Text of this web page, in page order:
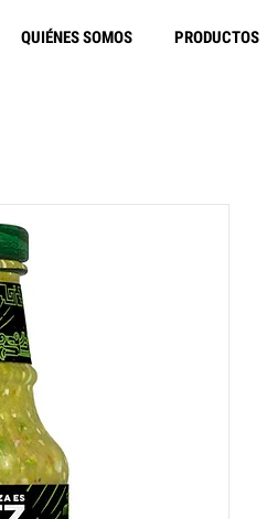
QUIÉNES SOMOS PRODUCTOS